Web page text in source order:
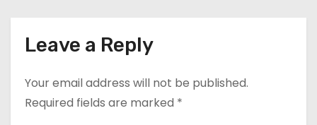
Leave a Reply
Your email address will not be published.
Required fields are marked *